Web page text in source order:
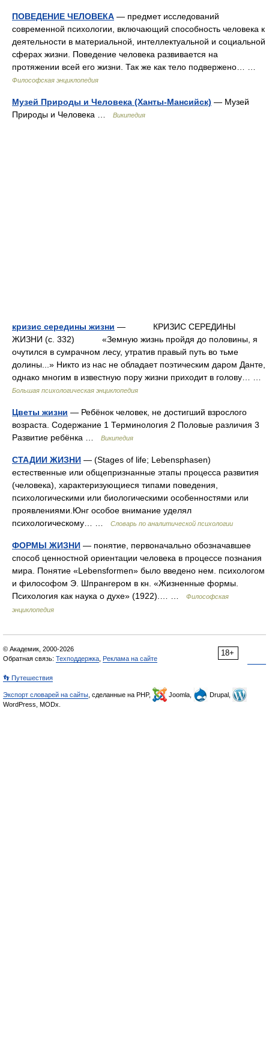
ПОВЕДЕНИЕ ЧЕЛОВЕКА — предмет исследований
современной психологии, включающий способность человека к
деятельности в материальной, интеллектуальной и социальной
сферах жизни. Поведение человека развивается на
протяжении всей его жизни. Так же как тело подвержено… …
Философская энциклопедия
Музей Природы и Человека (Ханты-Мансийск) — Музей
Природы и Человека …
Википедия
кризис середины жизни — КРИЗИС СЕРЕДИНЫ
ЖИЗНИ (с. 332) «Земную жизнь пройдя до половины, я
очутился в сумрачном лесу, утратив правый путь во тьме
долины...» Никто из нас не обладает поэтическим даром Данте,
однако многим в известную пору жизни приходит в голову… …
Большая психологическая энциклопедия
Цветы жизни — Ребёнок человек, не достигший взрослого
возраста. Содержание 1 Терминология 2 Половые различия 3
Развитие ребёнка …
Википедия
СТАДИИ ЖИЗНИ — (Stages of life; Lebensphasen)
естественные или общепризнанные этапы процесса развития
(человека), характеризующиеся типами поведения,
психологическими или биологическими особенностями или
проявлениями.Юнг особое внимание уделял
психологическому… …
Словарь по аналитической психологии
ФОРМЫ ЖИЗНИ — понятие, первоначально обозначавшее
способ ценностной ориентации человека в процессе познания
мира. Понятие «Lebensformen» было введено нем. психологом
и философом Э. Шпрангером в кн. «Жизненные формы.
Психология как наука о духе» (1922).… …
Философская
энциклопедия
18+
© Академик, 2000-2026
Обратная связь: Техподдержка Реклама на сайте
👣 Путешествия
Экспорт словарей на сайты , сделанные на PHP, Joomla,
Drupal,
WordPress, MODx.